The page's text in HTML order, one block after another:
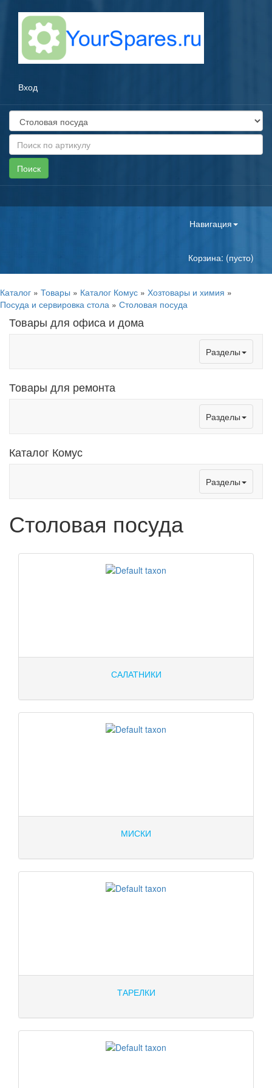
Вход
Toggle
Навигация
Корзина: (пусто)
Каталог » Товары » Каталог Комус » Хозтовары и химия »
Посуда и сервировка стола » Столовая посуда
Товары для офиса и дома
Toggle
navigation
Разделы
Товары для ремонта
Toggle
navigation
Разделы
Каталог Комус
Toggle
navigation
Разделы
Столовая посуда
САЛАТНИКИ
МИСКИ
ТАРЕЛКИ